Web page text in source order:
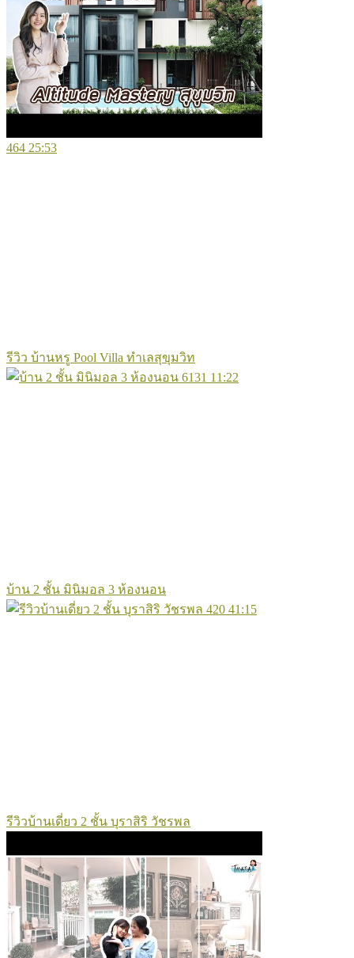
464 25:53
รีวิว บ้านหรู Pool Villa ทำเลสุขุมวิท
6131 11:22
บ้าน 2 ชั้น มินิมอล 3 ห้องนอน
420 41:15
รีวิวบ้านเดี่ยว 2 ชั้น บุราสิริ วัชรพล